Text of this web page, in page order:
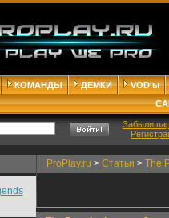
КОМАНДЫ ДЕМКИ
VOD'ы
Забыли
ProPlay.ru > Статьи > The